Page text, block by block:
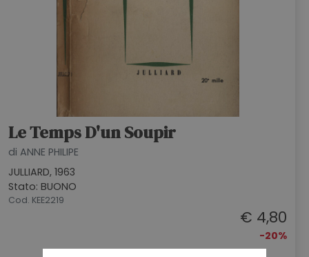
Le Temps D'un Soupir
di ANNE PHILIPE
JULLIARD, 1963
Stato: BUONO
Cod. KEE2219
€ 4,80
-20%